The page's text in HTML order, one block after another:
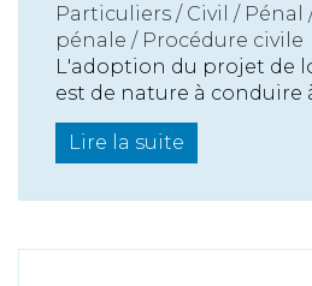
Particuliers / Civil / Pénal
pénale / Procédure civile
L'adoption du projet de
est de nature à conduire
Lire la suite